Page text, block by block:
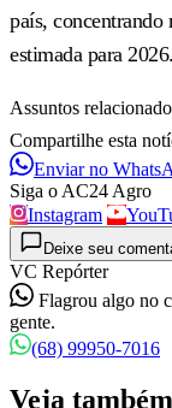
país, concentrando
estimada para 2026.
Assuntos
Compartilhe esta
Enviar no
Siga o AC24 Agro
Instagram
Deixe seu
VC Repórter
Flagrou algo no
gente.
(68) 99950-7016
Veja também